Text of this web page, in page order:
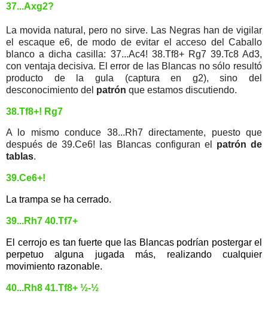
37...Axg2?
La movida natural, pero no sirve. Las Negras han de vigilar
el escaque e6, de modo de evitar el acceso del Caballo
blanco a dicha casilla: 37...Ac4! 38.Tf8+ Rg7 39.Tc8 Ad3,
con ventaja decisiva. El error de las Blancas no sólo resultó
producto de la gula (captura en g2), sino del
desconocimiento del patrón que estamos discutiendo.
38.Tf8+! Rg7
A lo mismo conduce 38...Rh7 directamente, puesto que
después de 39.Ce6! las Blancas configuran el patrón de
tablas.
39.Ce6+!
La trampa se ha cerrado.
39...Rh7 40.Tf7+
El cerrojo es tan fuerte que las Blancas podrían postergar el
perpetuo alguna jugada más, realizando cualquier
movimiento razonable.
40...Rh8 41.Tf8+ ½-½